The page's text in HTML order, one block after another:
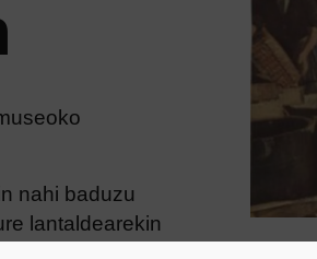
nahi baduzu
lantaldearekin